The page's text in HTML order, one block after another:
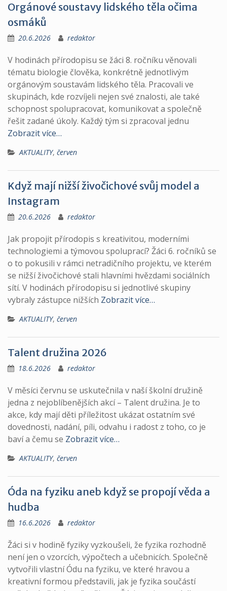
Orgánové soustavy lidského těla očima
osmáků
20.6.2026 redaktor
V hodinách přírodopisu se žáci 8. ročníku věnovali
tématu biologie člověka, konkrétně jednotlivým
orgánovým soustavám lidského těla. Pracovali ve
skupinách, kde rozvíjeli nejen své znalosti, ale také
schopnost spolupracovat, komunikovat a společně
řešit zadané úkoly. Každý tým si zpracoval jednu
Zobrazit více…
AKTUALITY, červen
Když mají nižší živočichové svůj model a
Instagram
20.6.2026 redaktor
Jak propojit přírodopis s kreativitou, moderními
technologiemi a týmovou spoluprací? Žáci 6. ročníků se
o to pokusili v rámci netradičního projektu, ve kterém
se nižší živočichové stali hlavními hvězdami sociálních
sítí. V hodinách přírodopisu si jednotlivé skupiny
vybraly zástupce nižších Zobrazit více…
AKTUALITY, červen
Talent družina 2026
18.6.2026 redaktor
V měsíci červnu se uskutečnila v naší školní družině
jedna z nejoblíbenějších akcí – Talent družina. Je to
akce, kdy mají děti příležitost ukázat ostatním své
dovednosti, nadání, píli, odvahu i radost z toho, co je
baví a čemu se Zobrazit více…
AKTUALITY, červen
Óda na fyziku aneb když se propojí věda a
hudba
16.6.2026 redaktor
Žáci si v hodině fyziky vyzkoušeli, že fyzika rozhodně
není jen o vzorcích, výpočtech a učebnicích. Společně
vytvořili vlastní Ódu na fyziku, ve které hravou a
kreativní formou představili, jak je fyzika součástí